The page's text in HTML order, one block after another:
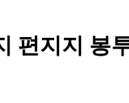
편지지 봉